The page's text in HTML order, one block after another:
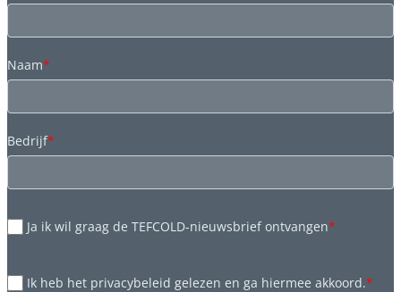
Naam*
Bedrijf*
Ja ik wil graag de TEFCOLD-nieuwsbrief ontvangen*
Ik heb het privacybeleid gelezen en ga hiermee akkoord.*